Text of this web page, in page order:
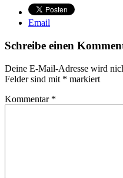
Email
Schreibe einen
Deine E-Mail-Adresse wird
Felder sind mit * markiert
Kommentar *